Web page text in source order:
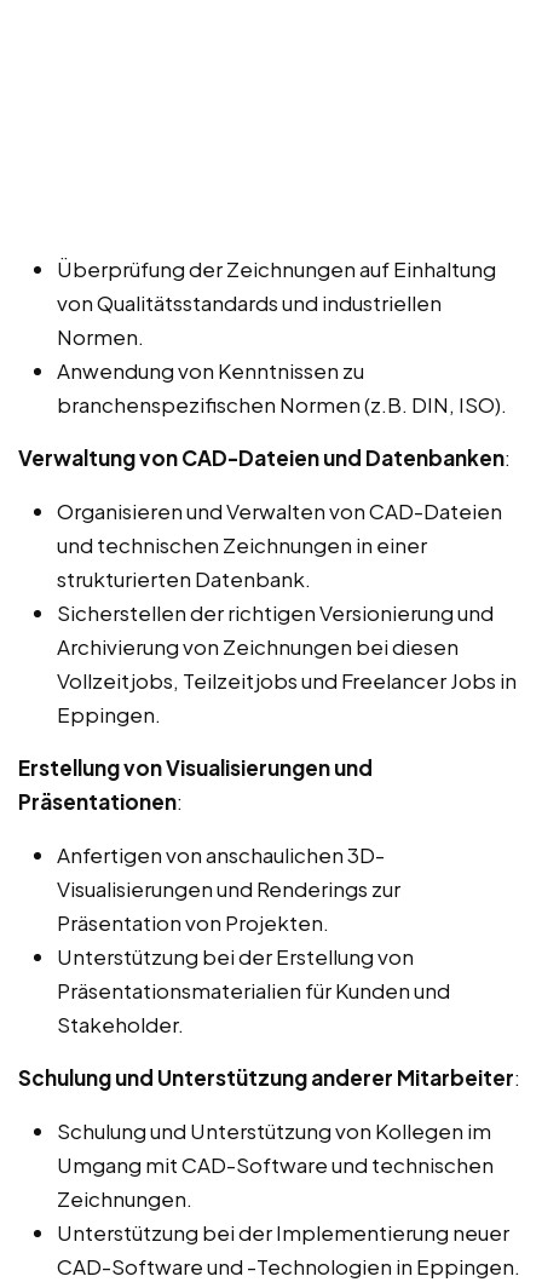
Überprüfung der Zeichnungen auf Einhaltung
von Qualitätsstandards und industriellen
Normen.
Anwendung von Kenntnissen zu
branchenspezifischen Normen (z.B. DIN, ISO).
Verwaltung von CAD-Dateien und Datenbanken:
Organisieren und Verwalten von CAD-Dateien
und technischen Zeichnungen in einer
strukturierten Datenbank.
Sicherstellen der richtigen Versionierung und
Archivierung von Zeichnungen bei diesen
Vollzeitjobs, Teilzeitjobs und Freelancer Jobs in
Eppingen.
Erstellung von Visualisierungen und
Präsentationen:
Anfertigen von anschaulichen 3D-
Visualisierungen und Renderings zur
Präsentation von Projekten.
Unterstützung bei der Erstellung von
Präsentationsmaterialien für Kunden und
Stakeholder.
Schulung und Unterstützung anderer Mitarbeiter:
Schulung und Unterstützung von Kollegen im
Umgang mit CAD-Software und technischen
Zeichnungen.
Unterstützung bei der Implementierung neuer
CAD-Software und -Technologien in Eppingen.